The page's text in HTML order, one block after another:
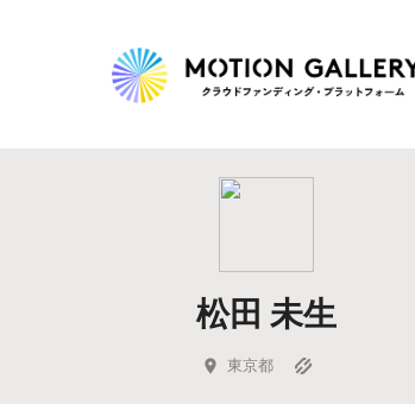
Highlight
Feature
キュレーターから探す
松田 未生
東京都